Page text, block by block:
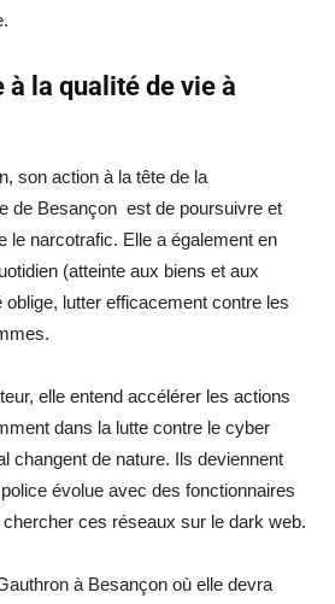
la qualité de vie à
son action à la tête de la
de Besançon est de poursuivre et
le narcotrafic. Elle a également en
(atteinte aux biens et aux
lutter efficacement contre les
elle entend accélérer les actions
dans la lutte contre le cyber
changent de nature. Ils deviennent
évolue avec des fonctionnaires
ces réseaux sur le dark web.
à Besançon où elle devra